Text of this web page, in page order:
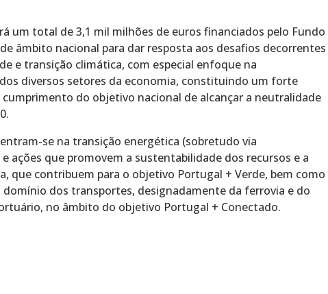
um total de 3,1 mil milhões de euros financiados pelo Fundo
âmbito nacional para dar resposta aos desafios decorrentes
e transição climática, com especial enfoque na
diversos setores da economia, constituindo um forte
do objetivo nacional de alcançar a neutralidade
se na transição energética (sobretudo via
ações que promovem a sustentabilidade dos recursos e a
que contribuem para o objetivo Portugal + Verde, bem como
dos transportes, designadamente da ferrovia e do
no âmbito do objetivo Portugal + Conectado.